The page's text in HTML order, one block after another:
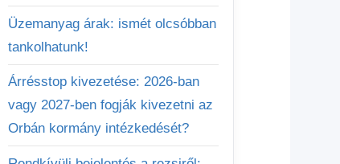
Üzemanyag árak: ismét olcsóbban
tankolhatunk!
Árrésstop kivezetése: 2026-ban
vagy 2027-ben fogják kivezetni az
Orbán kormány intézkedését?